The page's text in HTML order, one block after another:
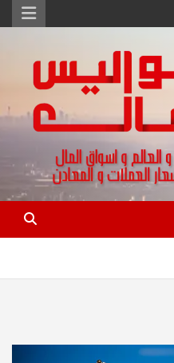
اسواق المال و العملات